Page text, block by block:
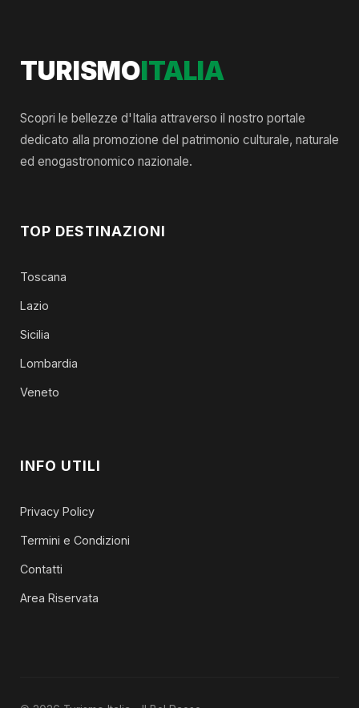
TURISMOITALIA
Scopri le bellezze d'Italia attraverso il nostro portale
dedicato alla promozione del patrimonio culturale, naturale
ed enogastronomico nazionale.
TOP DESTINAZIONI
Toscana
Lazio
Sicilia
Lombardia
Veneto
INFO UTILI
Privacy Policy
Termini e Condizioni
Contatti
Area Riservata